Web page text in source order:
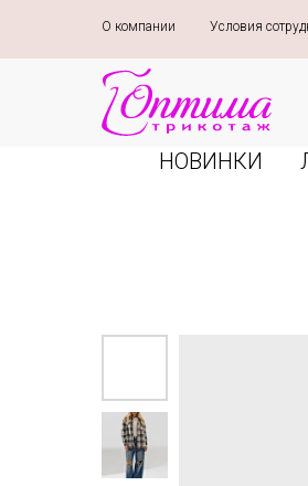
О компании Условия
НОВИНКИ